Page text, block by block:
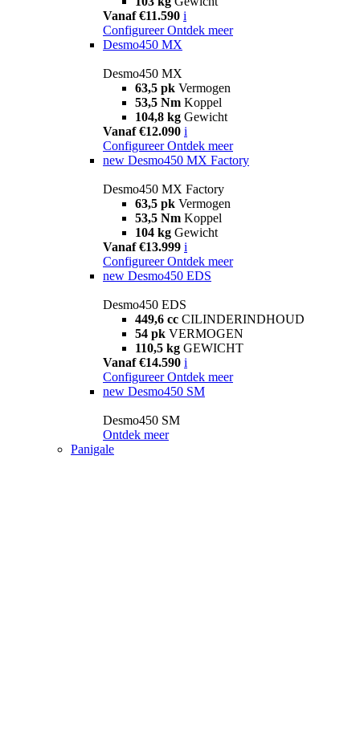
Vanaf €11.590 i
Configureer Ontdek meer
Desmo450 MX
Desmo450 MX
63,5 pk Vermogen
53,5 Nm Koppel
104,8 kg Gewicht
Vanaf €12.090 i
Configureer Ontdek meer
new Desmo450 MX Factory
Desmo450 MX Factory
63,5 pk Vermogen
53,5 Nm Koppel
104 kg Gewicht
Vanaf €13.999 i
Configureer Ontdek meer
new Desmo450 EDS
Desmo450 EDS
449,6 cc CILINDERINDHOUD
54 pk VERMOGEN
110,5 kg GEWICHT
Vanaf €14.590 i
Configureer Ontdek meer
new Desmo450 SM
Desmo450 SM
Ontdek meer
Panigale